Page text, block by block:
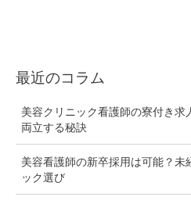
最近のコラム
美容クリニック看護師の寮付き求
両立する秘訣
美容看護師の新卒採用は可能？未
ック選び